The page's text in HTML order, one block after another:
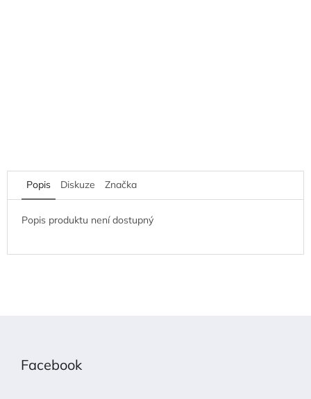
Popis Diskuze Značka
Popis produktu není dostupný
Facebook